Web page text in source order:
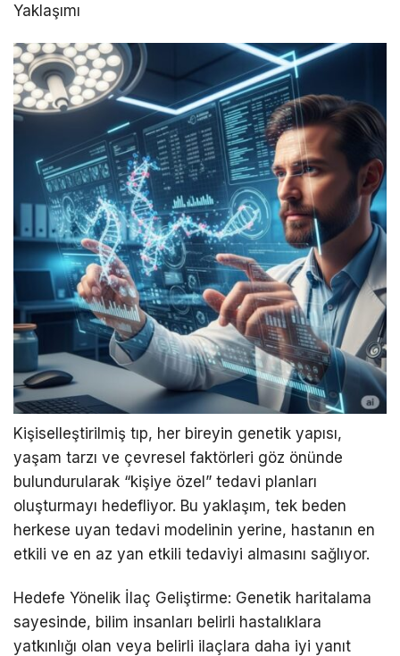
Yaklaşımı
Kişiselleştirilmiş tıp, her bireyin genetik yapısı,
yaşam tarzı ve çevresel faktörleri göz önünde
bulundurularak “kişiye özel” tedavi planları
oluşturmayı hedefliyor. Bu yaklaşım, tek beden
herkese uyan tedavi modelinin yerine, hastanın en
etkili ve en az yan etkili tedaviyi almasını sağlıyor.
Hedefe Yönelik İlaç Geliştirme: Genetik haritalama
sayesinde, bilim insanları belirli hastalıklara
yatkınlığı olan veya belirli ilaçlara daha iyi yanıt